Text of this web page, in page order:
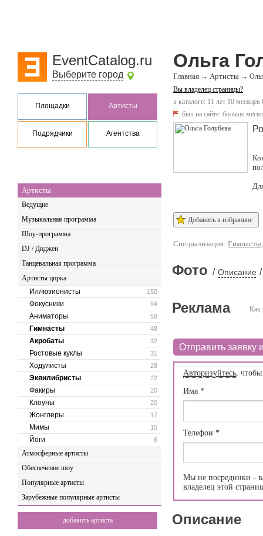
EventCatalog.ru
Выберите город
Площадки Артисты
Подрядчики Агентства
Артисты
Ведущие
Музыкальная программа
Шоу-программа
DJ / Диджеи
Танцевальная программа
Артисты цирка
150
Иллюзионисты
94
Фокусники
58
Аниматоры
48
Гимнасты
32
Акробаты
31
Ростовые куклы
28
Ходулисты
22
Эквилибристы
20
Факиры
20
Клоуны
17
Жонглеры
15
Мимы
6
Йоги
Атмосферные артисты
Обеспечение шоу
Популярные артисты
Зарубежные популярные артисты
добавить артиста
Ольга
Главная → Артисты →
Вы владелец страницы?
в каталоге: 11 лет 10 месяцев
был на сайте: больше
Добавить в избранное
Специализация: Гимнасты
Фото / Описание /
Как
Реклама
Отправить заявку
Авторизуйтесь,
Имя *
Телефон *
Мы не посредники -
владелец этой
Описание